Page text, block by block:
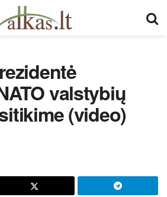
valstybių
(video)